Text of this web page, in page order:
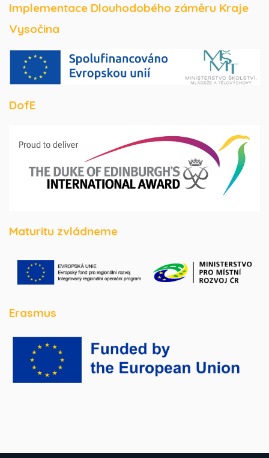
Implementace Dlouhodobého záměru Kraje
Vysočina
DofE
Maturitu zvládneme
Erasmus